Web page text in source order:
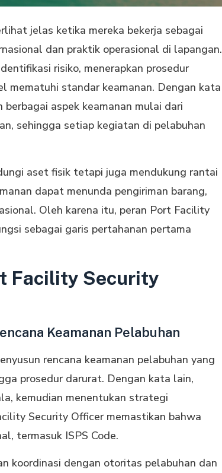
jelas ketika mereka bekerja sebagai
dan praktik operasional di lapangan.
risiko, menerapkan prosedur
mematuhi standar keamanan. Dengan kata
aspek keamanan mulai dari
sehingga setiap kegiatan di pelabuhan
aset fisik tetapi juga mendukung rantai
dapat menunda pengiriman barang,
Oleh karena itu, peran Port Facility
sebagai garis pertahanan pertama
Facility Security
Keamanan Pelabuhan
rencana keamanan pelabuhan yang
prosedur darurat. Dengan kata lain,
kemudian menentukan strategi
Security Officer memastikan bahwa
termasuk ISPS Code.
koordinasi dengan otoritas pelabuhan dan